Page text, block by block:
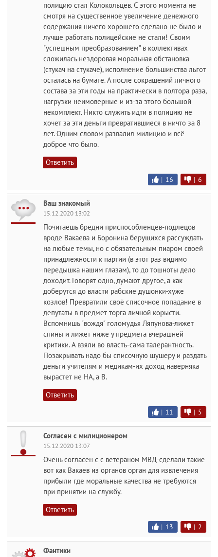
полицию стал Колокольцев. С этого момента не
смотря на существенное увеличение денежного
содержания ничего хорошего сделано не было и
лучше работать полицейские не стали! Своим
"успешным преобразованием" в коллективах
сложилась нездоровая моральная обстановка
(стукач на стукаче), исполнение большинства льгот
осталась на бумаге. А после сокращений личного
состава за эти годы на практически в полтора раза,
нагрузки неимоверные и из-за этого большой
некомплект. Никто служить идти в полицию не
хочет за эти деньги превратившиеся в ничто за 8
лет. Одним словом развалил милицию и всё
доброе что было.
Ответить
| 16 | 6
Ваш знакомый
15.12.2020 13:02
Почитаешь бредни приспособленцев-подлецов
вроде Вакаева и Боронина берущихся рассуждать
на любые темы, но с обязательным пиаром своей
принадлежности к партии (в этот раз видимо
передышка нашим глазам), то до тошноты дело
доходит. Говорят одно, думают другое, а как
доберутся до власти рабские душонки-хуже
козлов! Превратили своё списочное попадание в
депутаты в предмет торга личной корысти.
Вспомнишь "вождя" голомудья Ляпунова-лижет
спины и лижет ниже у предмета вчерашней
критики. А взяли во власть-сама талерантность.
Позакрывать надо бы списочную шушеру и раздать
деньги учителям и медикам-их доход наверняка
вырастет не НА, а В.
Ответить
| 11 | 5
Согласен с милиционером
15.12.2020 13:07
Очень согласен с с ветераном МВД-сделали такие
вот как Вакаев из органов орган для извлечения
прибыли где моральные качества не требуются
при принятии на службу.
Ответить
| 13 | 2
Фантики